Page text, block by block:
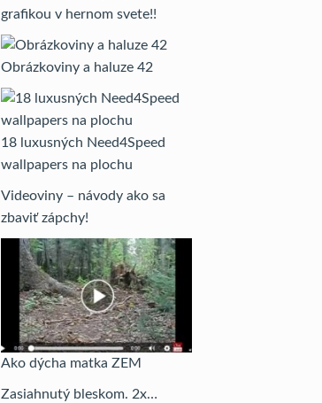
grafikou v hernom svete!!
Obrázkoviny a haluze 42
18 luxusných Need4Speed
wallpapers na plochu
Videoviny – návody ako sa
zbaviť zápchy!
Ako dýcha matka ZEM
Zasiahnutý bleskom. 2x…